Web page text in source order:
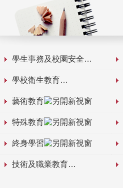
學生事務及校園安全
學校衛生教育
藝術教育
特殊教育
終身學習
技術及職業教育